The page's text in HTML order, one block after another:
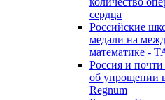
сердца
Российские
медали на
математике -
Россия и
об упрощении
Regnum